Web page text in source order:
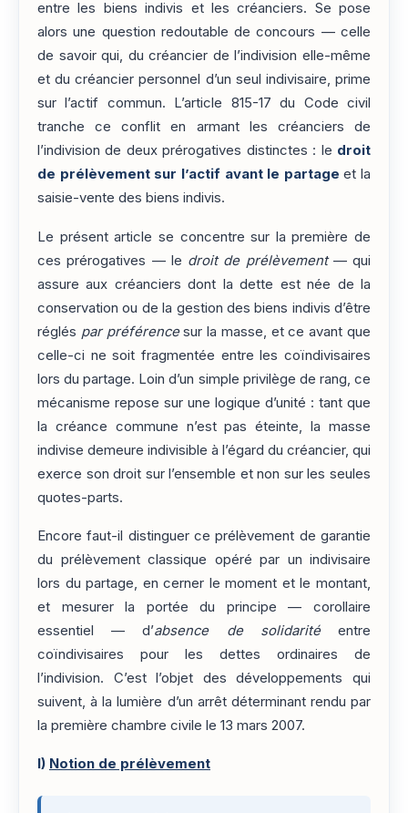
entre les biens indivis et les créanciers. Se pose
alors une question redoutable de concours — celle
de savoir qui, du créancier de l’indivision elle-même
et du créancier personnel d’un seul indivisaire, prime
sur l’actif commun. L’article 815-17 du Code civil
tranche ce conflit en armant les créanciers de
l’indivision de deux prérogatives distinctes : le droit
de prélèvement sur l’actif avant le partage et la
saisie-vente des biens indivis.
Le présent article se concentre sur la première de
ces prérogatives — le droit de prélèvement— qui
assure aux créanciers dont la dette est née de la
conservation ou de la gestion des biens indivis d’être
réglés par préférencesur la masse, et ce avant que
celle-ci ne soit fragmentée entre les coïndivisaires
lors du partage. Loin d’un simple privilège de rang, ce
mécanisme repose sur une logique d’unité : tant que
la créance commune n’est pas éteinte, la masse
indivise demeure indivisible à l’égard du créancier, qui
exerce son droit sur l’ensemble et non sur les seules
quotes-parts.
Encore faut-il distinguer ce prélèvement de garantie
du prélèvement classique opéré par un indivisaire
lors du partage, en cerner le moment et le montant,
et mesurer la portée du principe — corollaire
essentiel — d’absence de solidaritéentre
coïndivisaires pour les dettes ordinaires de
l’indivision. C’est l’objet des développements qui
suivent, à la lumière d’un arrêt déterminant rendu par
la première chambre civile le 13 mars 2007.
I) Notion de prélèvement